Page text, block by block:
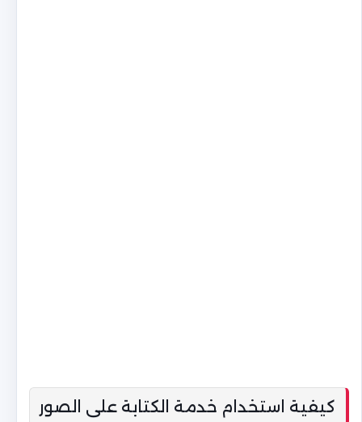
كيفية استخدام خدمة الكتابة على الصور